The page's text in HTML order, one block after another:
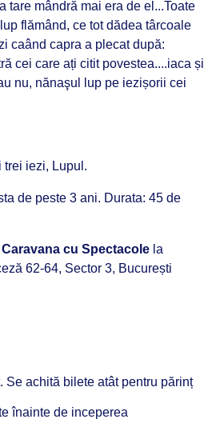
tare mândră mai era de el...Toate
flămând, ce tot dădea târcoale
caând capra a plecat după:
cei care ați citit povestea....iaca și
nu, nănaşul lup pe iezișorii cei
trei iezi, Lupul.
de peste 3 ani. Durata: 45 de
Caravana cu Spectacole la
62-64, Sector 3, București
Se achită bilete atât pentru părinț
înainte de inceperea